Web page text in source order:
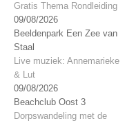
Gratis Thema Rondleiding
09/08/2026
Beeldenpark Een Zee van
Staal
Live muziek: Annemarieke
& Lut
09/08/2026
Beachclub Oost 3
Dorpswandeling met de